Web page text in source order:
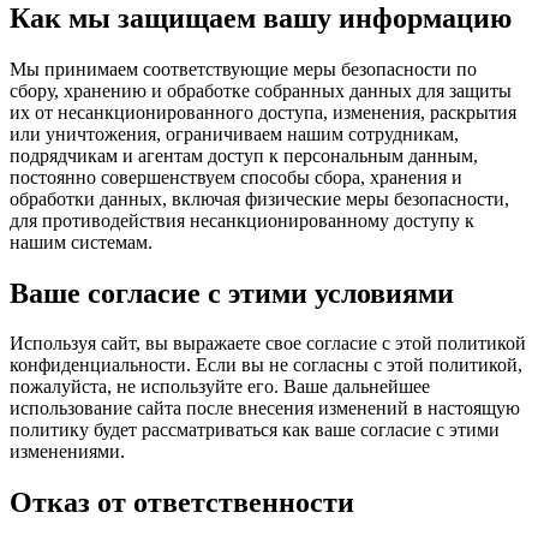
Как мы защищаем вашу информацию
Мы принимаем соответствующие меры безопасности по
сбору, хранению и обработке собранных данных для защиты
их от несанкционированного доступа, изменения, раскрытия
или уничтожения, ограничиваем нашим сотрудникам,
подрядчикам и агентам доступ к персональным данным,
постоянно совершенствуем способы сбора, хранения и
обработки данных, включая физические меры безопасности,
для противодействия несанкционированному доступу к
нашим системам.
Ваше согласие с этими условиями
Используя сайт, вы выражаете свое согласие с этой политикой
конфиденциальности. Если вы не согласны с этой политикой,
пожалуйста, не используйте его. Ваше дальнейшее
использование сайта после внесения изменений в настоящую
политику будет рассматриваться как ваше согласие с этими
изменениями.
Отказ от ответственности